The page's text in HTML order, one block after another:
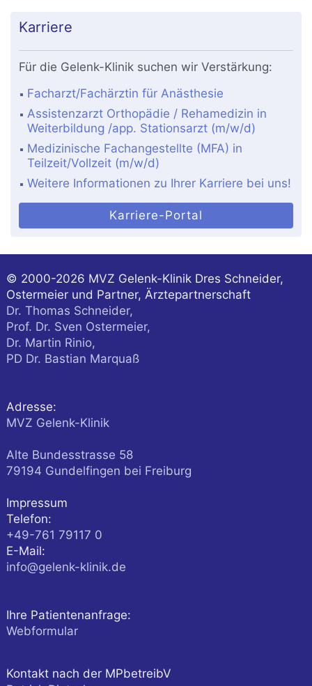
Karriere
Für die Gelenk-Klinik suchen wir Verstärkung:
Facharzt/Fachärztin für Anästhesie
Assistenzarzt Orthopädie / Rehamedizin in
Weiterbildung /app. Stationsarzt (m/w/d)
Medizinische Fachangestellte (MFA) in
Teilzeit/Vollzeit (m/w/d)
Weitere Informationen zu Ihrer Karriere bei uns!
Karriere-Portal
© 2000-2026 MVZ Gelenk-Klinik Dres Schneider,
Ostermeier und Partner, Ärztepartnerschaft
Dr. Thomas Schneider,
Prof. Dr. Sven Ostermeier,
Dr. Martin Rinio,
PD Dr. Bastian Marquaß
Adresse:
MVZ Gelenk-Klinik
Alte Bundesstrasse 58
79194 Gundelfingen bei Freiburg
Impressum
Telefon:
+49-761 79117 0
E-Mail:
info@gelenk-klinik.de
Ihre Patientenanfrage:
Webformular
Kontakt nach der MPbetreibV